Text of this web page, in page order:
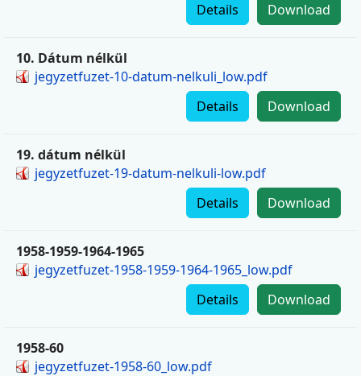
Download
Details
10. Dátum nélkül
jegyzetfuzet-10-datum-nelkuli_low.pdf
Download
Details
19. dátum nélkül
jegyzetfuzet-19-datum-nelkuli-low.pdf
Download
Details
1958-1959-1964-1965
jegyzetfuzet-1958-1959-1964-1965_low.pdf
Download
Details
1958-60
jegyzetfuzet-1958-60_low.pdf